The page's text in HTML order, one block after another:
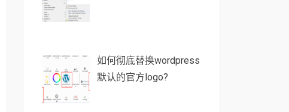
如何彻底替换wordpress
默认的官方logo?